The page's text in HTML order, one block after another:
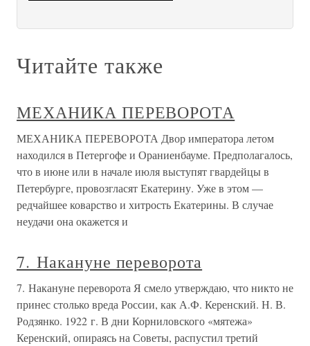
Читайте также
МЕХАНИКА ПЕРЕВОРОТА
МЕХАНИКА ПЕРЕВОРОТА Двор императора летом
находился в Петергофе и Ораниенбауме. Предполагалось,
что в июне или в начале июля выступят гвардейцы в
Петербурге, провозгласят Екатерину. Уже в этом —
редчайшее коварство и хитрость Екатерины. В случае
неудачи она окажется и
7. Накануне переворота
7. Накануне переворота Я смело утверждаю, что никто не
принес столько вреда России, как А.Ф. Керенский. Н. В.
Родзянко. 1922 г. В дни Корниловского «мятежа»
Керенский, опираясь на Советы, распустил третий